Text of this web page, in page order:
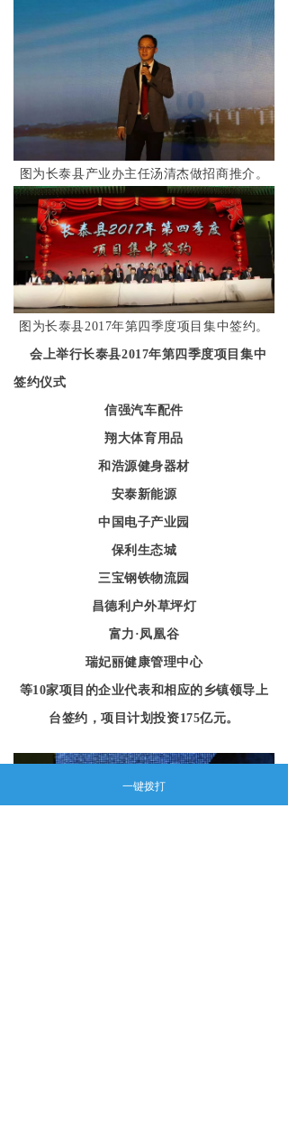
图为长泰县产业办主任汤清杰做招商推介。
图为长泰县2017年第四季度项目集中签约。
会上举行长泰县2017年第四季度项目集中
签约仪式
信强汽车配件
翔大体育用品
和浩源健身器材
安泰新能源
中国电子产业园
保利生态城
三宝钢铁物流园
昌德利户外草坪灯
富力·凤凰谷
瑞妃丽健康管理中心
等10家项目的企业代表和相应的乡镇领导上
台签约，项目计划投资175亿元。
一键拨打